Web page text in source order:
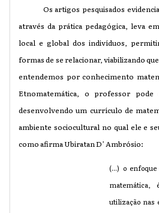
Os artigos pesquisados
através da prática pedagógica, leva
local e global dos indivíduos,
formas de se relacionar, viabilizando
entendemos por conhecimento
Etnomatemática, o professor
desenvolvendo um currículo de
ambiente sociocultural no qual ele e
como afirma Ubiratan D’ Ambrósio:
(...) o
utilização nas